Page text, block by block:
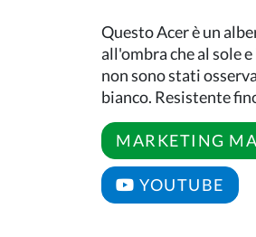
Questo Acer è un
all'ombra che al sole
non sono stati
bianco. Resistente
MARKETING
YOUTUBE